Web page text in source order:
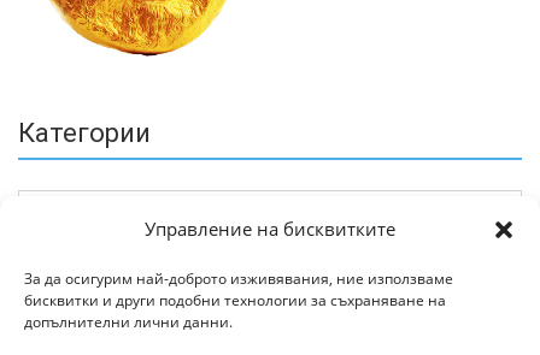
Управление на бисквитките
За да осигурим най-доброто изживявания, ние използваме
бисквитки и други подобни технологии за съхраняване на
допълнителни лични данни.
Категории
Архив